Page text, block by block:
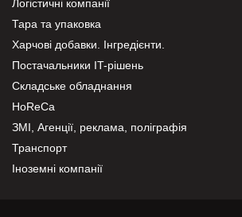
Логістичні компанії
Тара та упаковка
Харчові добавки. Інгредієнти.
Постачальники IT-рішень
Складське обладнання
HoReCa
ЗМІ, Агенції, реклама, поліграфія
Транспорт
Іноземні компанії